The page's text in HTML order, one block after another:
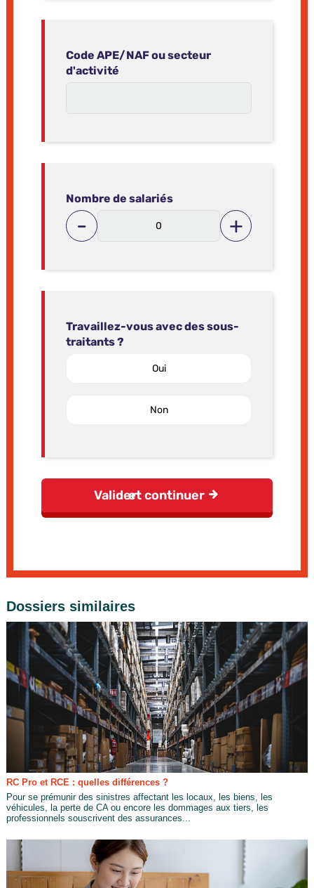
Dossiers similaires
RC Pro et RCE : quelles différences ?
Pour se prémunir des sinistres affectant les locaux, les biens, les
véhicules, la perte de CA ou encore les dommages aux tiers, les
professionnels souscrivent des assurances...